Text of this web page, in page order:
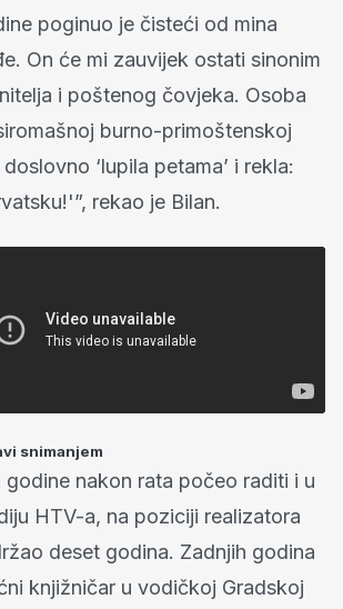
poginuo je čisteći od mina
On će mi zauvijek ostati sinonim
i poštenog čovjeka. Osoba
burno-primoštenskoj
‘lupila petama’ i rekla:
rekao je Bilan.
snimanjem
godine nakon rata počeo raditi i u
HTV-a, na poziciji realizatora
deset godina. Zadnjih godina
knjižničar u vodičkoj Gradskoj